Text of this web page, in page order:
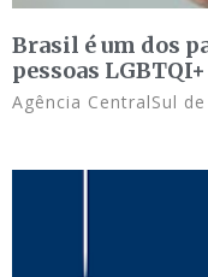
Brasil é um dos
pessoas LGBTQI+
Agência CentralSul